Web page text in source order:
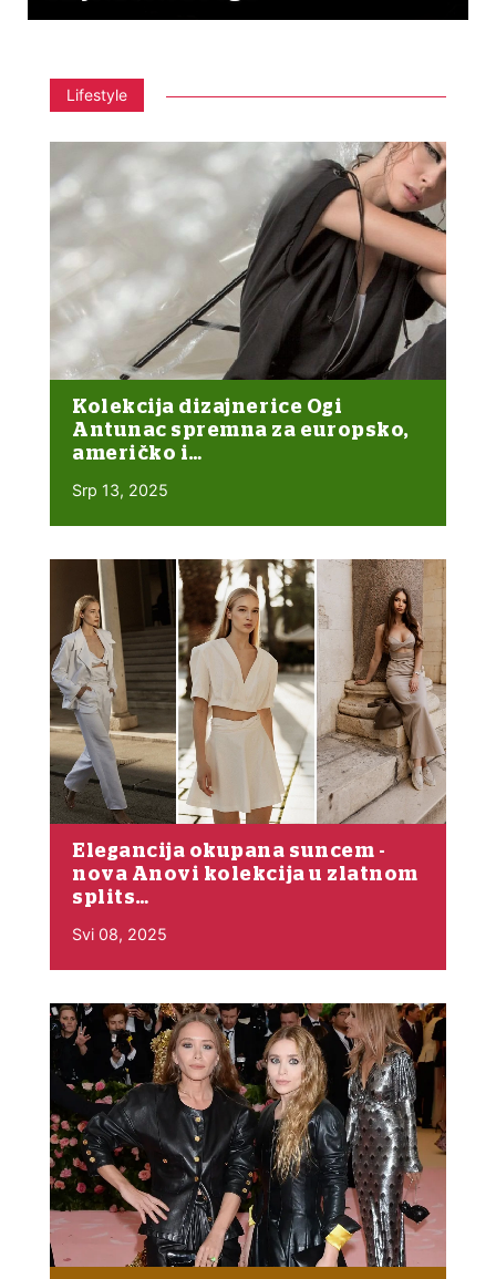
Lifestyle
Kolekcija dizajnerice Ogi
Antunac spremna za europsko,
američko i…
Srp 13, 2025
Elegancija okupana suncem -
nova Anovi kolekcija u zlatnom
splits…
Svi 08, 2025